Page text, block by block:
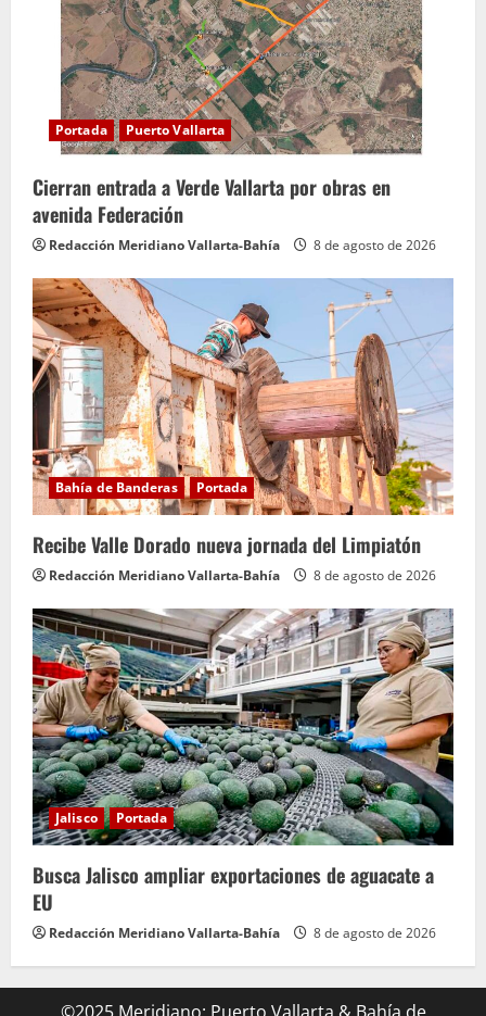
Portada Puerto Vallarta
Cierran entrada a Verde Vallarta por obras en
avenida Federación
Redacción Meridiano Vallarta-Bahía 8 de agosto de 2026
Bahía de Banderas Portada
Recibe Valle Dorado nueva jornada del Limpiatón
Redacción Meridiano Vallarta-Bahía 8 de agosto de 2026
Jalisco Portada
Busca Jalisco ampliar exportaciones de aguacate a
EU
Redacción Meridiano Vallarta-Bahía 8 de agosto de 2026